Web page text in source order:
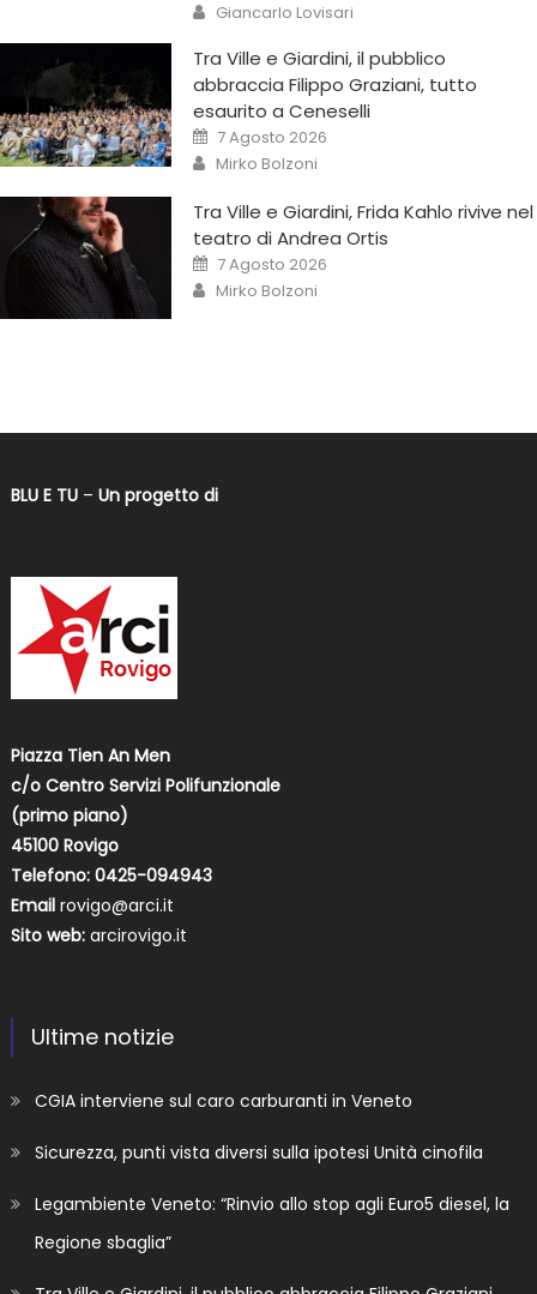
Giancarlo Lovisari
Tra Ville e Giardini, il pubblico
abbraccia Filippo Graziani, tutto
esaurito a Ceneselli
7 Agosto 2026
Mirko Bolzoni
Tra Ville e Giardini, Frida Kahlo rivive nel
teatro di Andrea Ortis
7 Agosto 2026
Mirko Bolzoni
BLU E TU– Un progetto di
Piazza Tien An Men
c/o Centro Servizi Polifunzionale
(primo piano)
45100 Rovigo
Telefono: 0425-094943
Email rovigo@arci.it
Sito web: arcirovigo.it
Ultime notizie
CGIA interviene sul caro carburanti in Veneto
Sicurezza, punti vista diversi sulla ipotesi Unità cinofila
Legambiente Veneto: “Rinvio allo stop agli Euro5 diesel, la
Regione sbaglia”